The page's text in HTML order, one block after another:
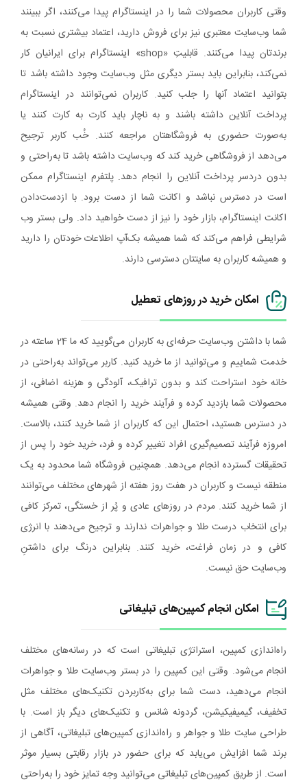
وقتی کاربران محصولات شما را در اینستاگرام پیدا می‌کنند، اگر ببینند
شما وب‌سایت معتبری نیز برای فروش دارید، اعتماد بیشتری نسبت به
برندتان پیدا می‌کنند. قابلیتِ «shop» اینستاگرام برای ایرانیان کار
نمی‌کند، بنابراین باید بستر دیگری مثل وب‌سایت وجود داشته باشد تا
بتوانید اعتماد آنها را جلب کنید. کاربران نمی‌توانند در اینستاگرام
پرداخت آنلاین داشته باشند و به ناچار باید کارت به کارت کنند یا
به‌صورت حضوری به فروشگاهتان مراجعه کنند. خُب کاربر ترجیح
می‌دهد از فروشگاهی خرید کند که وب‌سایت داشته باشد تا به‌راحتی و
بدون دردسر پرداخت آنلاین را انجام دهد. پلتفرم اینستاگرام ممکن
است در دسترس نباشد و اکانت شما از دست برود. با ازدست‌دادن
اکانت اینستاگرام، بازار خود را نیز از دست خواهید داد. ولی بستر وب
شرایطی فراهم می‌کند که شما همیشه بک‌آپ اطلاعات خودتان را دارید
و همیشه کاربران به سایتتان دسترسی دارند.
امکان خرید در روزهای تعطیل
شما با داشتن وب‌سایت حرفه‌ای به کاربران می‌گویید که ما 24 ساعته در
خدمت شماییم و می‌توانید از ما خرید کنید. کاربر می‌تواند به‌راحتی در
خانه خود استراحت کند و بدون ترافیک، آلودگی و هزینه اضافی، از
محصولات شما بازدید کرده و فرآیند خرید را انجام دهد. وقتی همیشه
در دسترس هستید، احتمال این که کاربران از شما خرید کنند، بالاست.
امروزه فرآیند تصمیم‌گیری افراد تغییر کرده و فرد، خرید خود را پس از
تحقیقات گسترده انجام می‌دهد. همچنین فروشگاه شما محدود به یک
منطقه نیست و کاربران در هفت روز هفته از شهرهای مختلف می‌توانند
از شما خرید کنند. مردم در روزهای عادی و پُر از خستگی، تمرکز کافی
برای انتخاب درست طلا و جواهرات ندارند و ترجیح می‌دهند با انرژی
کافی و در زمان فراغت، خرید کنند. بنابراین درنگ برای داشتنِ
وب‌سایت حق نیست.
امکان انجام کمپین‌های تبلیغاتی
راه‌اندازی کمپین، استراتژی تبلیغاتی است که در رسانه‌های مختلف
انجام می‌شود. وقتی این کمپین را در بستر وب‌سایت طلا و جواهرات
انجام می‌دهید، دست شما برای به‌کاربردن تکنیک‌های مختلف مثل
تخفیف، گیمیفیکیشن، گردونه شانس و تکنیک‌های دیگر باز است. با
طراحی سایت طلا و جواهر و راه‌اندازی کمپین‌های تبلیغاتی، آگاهی از
برند شما افزایش می‌یابد که برای حضور در بازار رقابتی بسیار موثر
است. از طریق کمپین‌های تبلیغاتی می‌توانید وجه تمایز خود را به‌راحتی